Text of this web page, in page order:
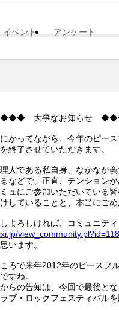
イベント アンケート
大事なお知らせ
かってながら、今年のピー
終了させていただきます。
人である私自身、なかなか
などで、正直、テンション
ュにご参加いただいている
していることと、本当にごめ
よろしければ、コミュニティ
/view_community.pl?id
います。
ろで来年2012年のピースフ
すね。
らの告知は、今回で最後と
ブ・ロックフェスティバル